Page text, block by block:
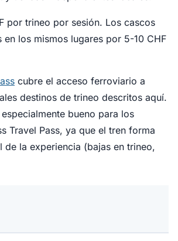
por trineo por sesión. Los cascos
en los mismos lugares por 5-10 CHF
cubre el acceso ferroviario a
destinos de trineo descritos aquí.
bueno para los
Travel Pass, ya que el tren forma
de la experiencia (bajas en trineo,